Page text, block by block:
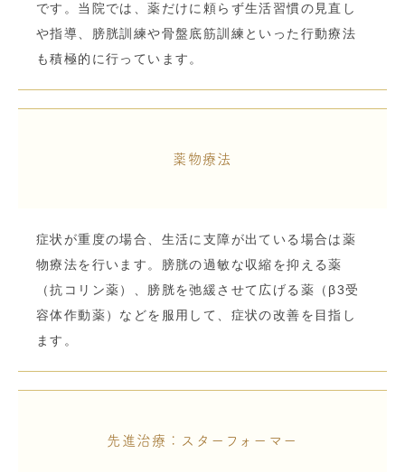
です。当院では、薬だけに頼らず生活習慣の見直し
や指導、膀胱訓練や骨盤底筋訓練といった行動療法
も積極的に行っています。
薬物療法
症状が重度の場合、生活に支障が出ている場合は薬
物療法を行います。膀胱の過敏な収縮を抑える薬
（抗コリン薬）、膀胱を弛緩させて広げる薬（β3受
容体作動薬）などを服用して、症状の改善を目指し
ます。
先進治療：スターフォーマー